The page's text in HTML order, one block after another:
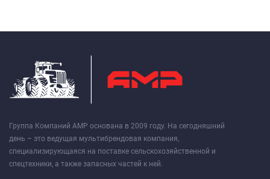
Группа Компаний АМР основана в 2009 году. На сегодняшний
день – это ведущая мультибрендовая компания,
специализирующаяся на поставке сельскохозяйственной и
спецтехники, а также запасных частей к ней.